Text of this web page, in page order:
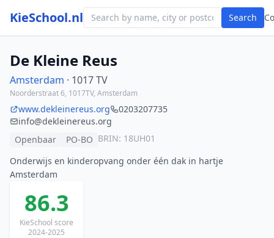
KieSchool.nl Search
De Kleine Reus
Amsterdam · 1017 TV
Noorderstraat 6, 1017TV, Amsterdam
www.dekleinereus.org
0203207735
info@dekleinereus.org
Openbaar
PO-BO BRIN: 18UH01
Onderwijs en kinderopvang onder één dak in hartje
Amsterdam
86.3
KieSchool score
2024-2025